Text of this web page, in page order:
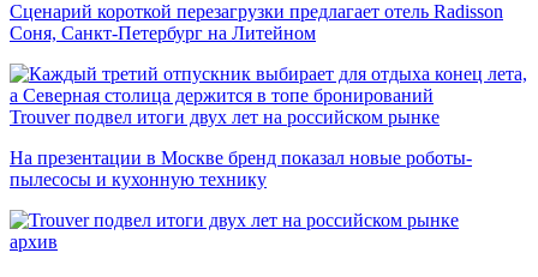
Сценарий короткой перезагрузки предлагает отель Radisson
Соня, Санкт-Петербург на Литейном
Trouver подвел итоги двух лет на российском рынке
На презентации в Москве бренд показал новые роботы-
пылесосы и кухонную технику
архив